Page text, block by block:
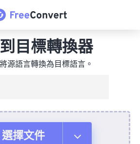
目標轉換器
源語言轉換為目標語言。
選擇文件